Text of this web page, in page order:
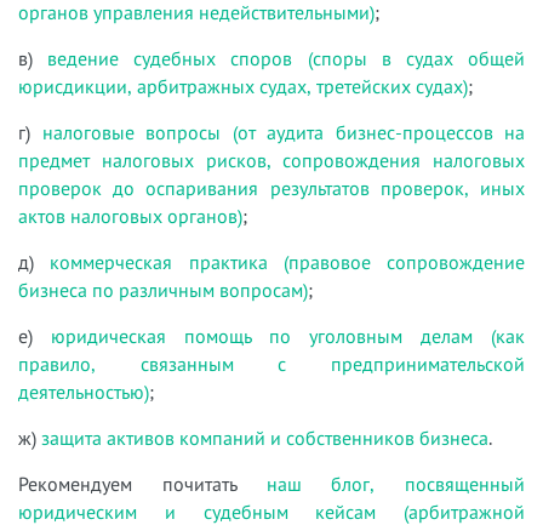
органов управления недействительными);
в) ведение судебных споров (споры в судах общей
юрисдикции, арбитражных судах, третейских судах);
г) налоговые вопросы (от аудита бизнес-процессов на
предмет налоговых рисков, сопровождения налоговых
проверок до оспаривания результатов проверок, иных
актов налоговых органов);
д) коммерческая практика (правовое сопровождение
бизнеса по различным вопросам);
е) юридическая помощь по уголовным делам (как
правило, связанным с предпринимательской
деятельностью);
ж) защита активов компаний и собственников бизнеса.
Рекомендуем почитать наш блог, посвященный
юридическим и судебным кейсам (арбитражной